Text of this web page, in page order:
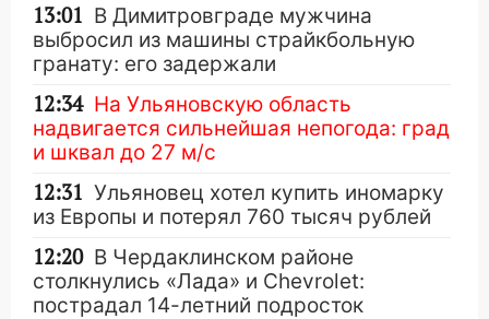
13:01 В Димитровграде мужчина
выбросил из машины страйкбольную
гранату: его задержали
12:34 На Ульяновскую область
надвигается сильнейшая непогода: град
и шквал до 27 м/с
12:31 Ульяновец хотел купить иномарку
из Европы и потерял 760 тысяч рублей
12:20 В Чердаклинском районе
столкнулись «Лада» и Chevrolet:
пострадал 14-летний подросток